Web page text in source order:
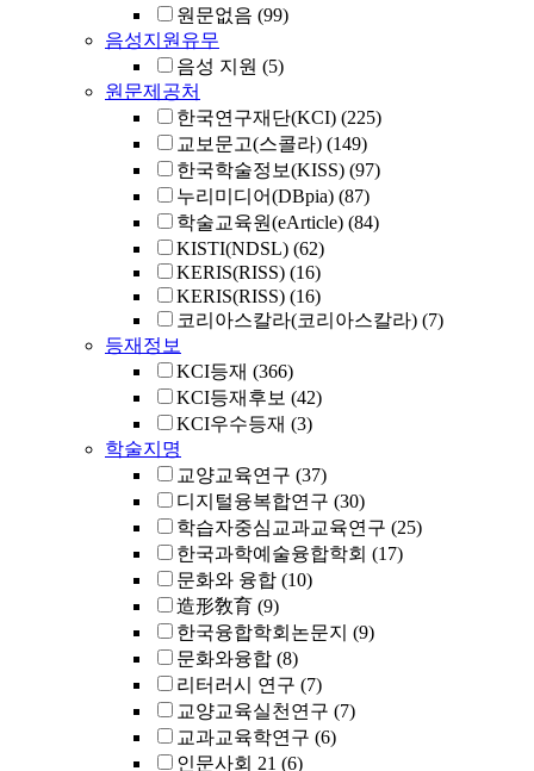
원문없음 (99)
음성지원유무
음성 지원 (5)
원문제공처
한국연구재단(KCI) (225)
교보문고(스콜라) (149)
한국학술정보(KISS) (97)
누리미디어(DBpia) (87)
학술교육원(eArticle) (84)
KISTI(NDSL) (62)
KERIS(RISS) (16)
KERIS(RISS) (16)
코리아스칼라(코리아스칼라) (7)
등재정보
KCI등재 (366)
KCI등재후보 (42)
KCI우수등재 (3)
학술지명
교양교육연구 (37)
디지털융복합연구 (30)
학습자중심교과교육연구 (25)
한국과학예술융합학회 (17)
문화와 융합 (10)
造形敎育 (9)
한국융합학회논문지 (9)
문화와융합 (8)
리터러시 연구 (7)
교양교육실천연구 (7)
교과교육학연구 (6)
인문사회 21 (6)